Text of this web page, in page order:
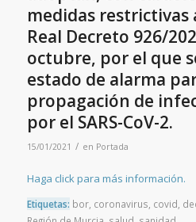
medidas restrictivas
Real Decreto 926/
octubre, por el que
estado de alarma
propagación de
por el SARS-CoV-2.
15/01/2021 / en Portada
Haga click para más información.
Etiquetas: bor, coronavirus covid